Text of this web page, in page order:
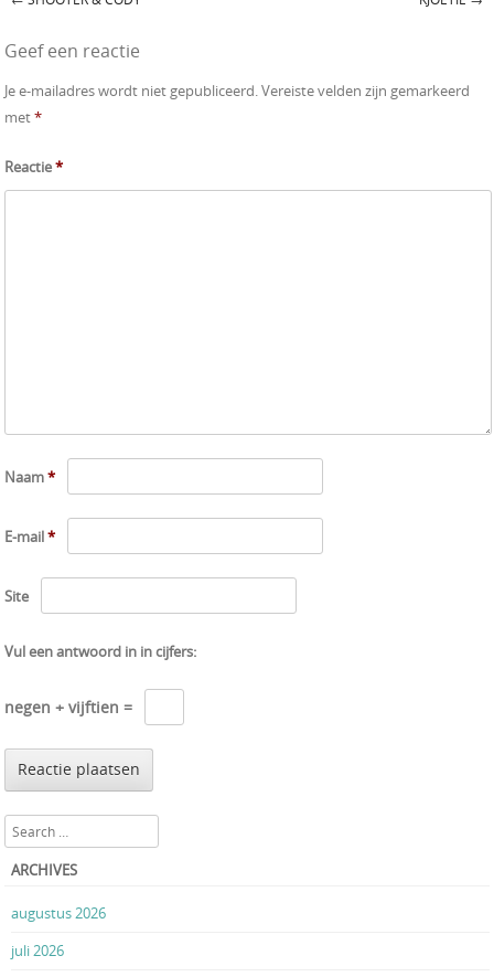
Post navigation
Geef een reactie
Je e-mailadres wordt niet gepubliceerd.Vereiste velden zijn gemarkeerd
met*
Reactie*
Naam*
E-mail*
Site
Vul een antwoord in in cijfers:
negen + vijftien =
Search
ARCHIVES
augustus 2026
juli 2026